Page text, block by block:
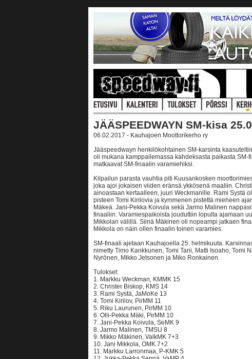
JÄÄSPEEDWAYN SM-kisa
06.02.2017 - Kauhajoen Moottorikerho ry
Jääspeedwayn henkilökohtainen SM-karsinta
oli mukana kamppailemassa kahdeksasta paikasta
matkaavat SM-finaalin varamiehiksi.
Kilpailun parasta vauhtia piti Kuusankosken
joka ajoi jokaisen viiden eränsä ykkösenä maaliin.
ainoastaan kertaalleen, juuri Weckmanille. Rami Systä
pisteen Tomi Kirilovia ja kymmenen pistettä mieheen
Mäkeä. Jani-Pekka Koivula sekä Jarmo Malinen
finaaliin. Varamiespaikoista jouduttiin lopulta ajamaan
Mikkolan välillä. Siinä Mäkinen oli nopeampi jatkaen
Mikkola on näin ollen finaalin toinen varamies.
SM-finaali ajetaan Kauhajoella 25. helmikuuta.
nimetty Timo Kankkunen, Tomi Tani, Matti Isoaho, Tomi
Nyrönen, Mikko Jetsonen ja Miko Ronkainen.
Tulokset:
1. Markku Weckman, KMMK 15
2. Christer Biskop, KMS 14
3. Rami Systä, JaMoKe 13
4. Tomi Kirilov, PirMM 11
5. Riku Laurunen, PirMM 10
6. Olli-Pekka Mäki, PirMM 10
7. Jani-Pekka Koivula, SeMK 9
8. Jarmo Malinen, TMSU 8
9. Mikko Mäkinen, ValkMK 7+3
10. Jani Mikkola, OMK 7+2
11. Markku Larronmaa, P-KMK 5